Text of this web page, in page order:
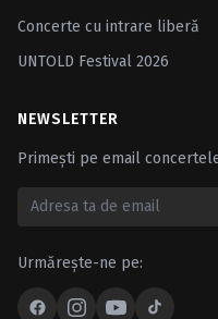
Concerte cu intrare liberă
UNTOLD Festival 2026
NEWSLETTER
Primești pe email
Urmărește-ne pe: